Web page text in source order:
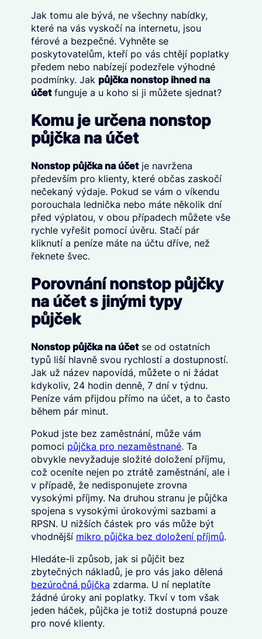
Jak tomu ale bývá, ne všechny nabídky,
které na vás vyskočí na internetu, jsou
férové a bezpečné. Vyhněte se
poskytovatelům, kteří po vás chtějí poplatky
předem nebo nabízejí podezřele výhodné
podmínky. Jak půjčka nonstop ihned na
účetfunguje a u koho si ji můžete sjednat?
Komu je určena nonstop
půjčka na účet
Nonstop půjčka na účetje navržena
především pro klienty, které občas zaskočí
nečekaný výdaje. Pokud se vám o víkendu
porouchala lednička nebo máte několik dní
před výplatou, v obou případech můžete vše
rychle vyřešit pomocí úvěru. Stačí pár
kliknutí a peníze máte na účtu dříve, než
řeknete švec.
Porovnání nonstop půjčky
na účet s jinými typy
půjček
Nonstop půjčka na účetse od ostatních
typů liší hlavně svou rychlostí a dostupností.
Jak už název napovídá, můžete o ni žádat
kdykoliv, 24 hodin denně, 7 dní v týdnu.
Peníze vám přijdou přímo na účet, a to často
během pár minut.
Pokud jste bez zaměstnání, může vám
pomoci půjčka pro nezaměstnané. Ta
obvykle nevyžaduje složité doložení příjmu,
což oceníte nejen po ztrátě zaměstnání, ale i
v případě, že nedisponujete zrovna
vysokými příjmy. Na druhou stranu je půjčka
spojena s vysokými úrokovými sazbami a
RPSN. U nižších částek pro vás může být
vhodnější mikro půjčka bez doložení příjmů.
Hledáte-li způsob, jak si půjčit bez
zbytečných nákladů, je pro vás jako dělená
bezúročná půjčka zdarma. U ní neplatíte
žádné úroky ani poplatky. Tkví v tom však
jeden háček, půjčka je totiž dostupná pouze
pro nové klienty.